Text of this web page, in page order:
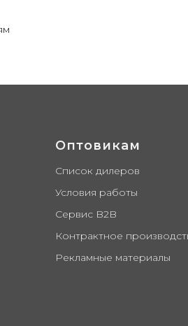
Оптовикам
Список дилеров
Условия работы
Сервис B2B
Контрактное
Рекламные материалы